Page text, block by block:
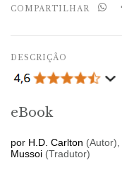
COMPARTILHAR
DESCRIÇÃO
eBook
por H.D. Carlton (Autor),
Mussoi (Tradutor)